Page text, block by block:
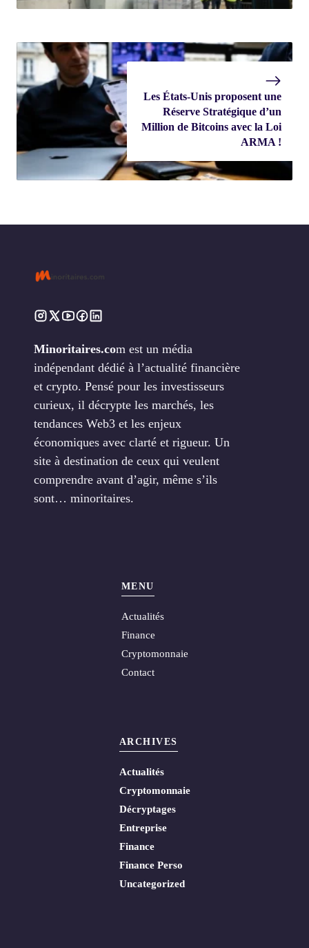
Les États-Unis proposent une
Réserve Stratégique d’un
Million de Bitcoins avec la Loi
ARMA !
Minoritaires.com est un média
indépendant dédié à l’actualité financière
et crypto. Pensé pour les investisseurs
curieux, il décrypte les marchés, les
tendances Web3 et les enjeux
économiques avec clarté et rigueur. Un
site à destination de ceux qui veulent
comprendre avant d’agir, même s’ils
sont… minoritaires.
MENU
Actualités
Finance
Cryptomonnaie
Contact
ARCHIVES
Actualités
Cryptomonnaie
Décryptages
Entreprise
Finance
Finance Perso
Uncategorized